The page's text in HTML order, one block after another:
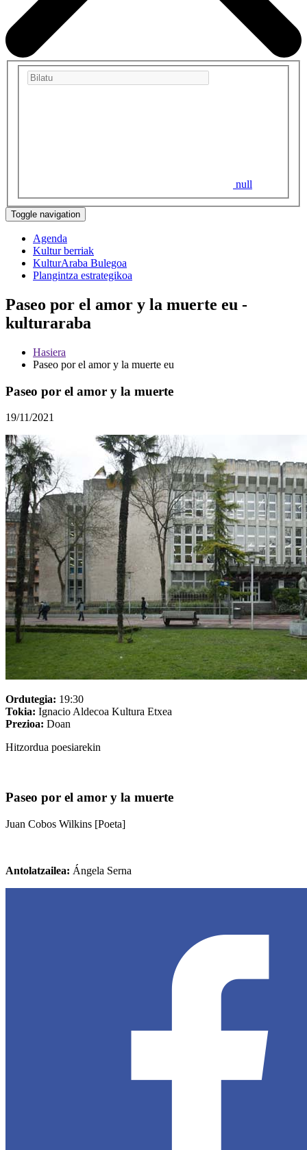
null
Toggle navigation
Agenda
Kultur berriak
KulturAraba Bulegoa
Plangintza estrategikoa
Paseo por el amor y la muerte eu -
kulturaraba
Hasiera
Paseo por el amor y la muerte eu
Paseo por el amor y la muerte
19/11/2021
Ordutegia: 19:30
Tokia: Ignacio Aldecoa Kultura Etxea
Prezioa: Doan
Hitzordua poesiarekin
Paseo por el amor y la muerte
Juan Cobos Wilkins [Poeta]
Antolatzailea: Ángela Serna